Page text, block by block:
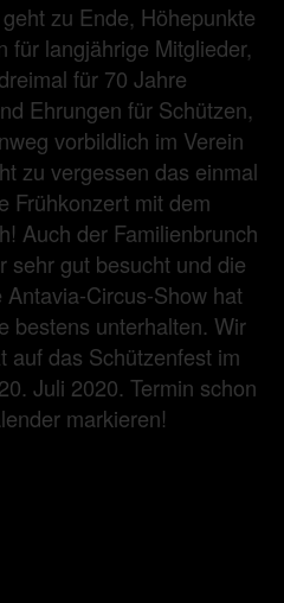
zu Ende, Höhepunkte
für langjährige Mitglieder,
für 70 Jahre
Ehrungen für Schützen,
vorbildlich im Verein
zu vergessen das einmal
Frühkonzert mit dem
Auch der Familienbrunch
sehr gut besucht und die
Circus-Show hat
bestens unterhalten. Wir
auf das Schützenfest im
Juli 2020. Termin schon
markieren!